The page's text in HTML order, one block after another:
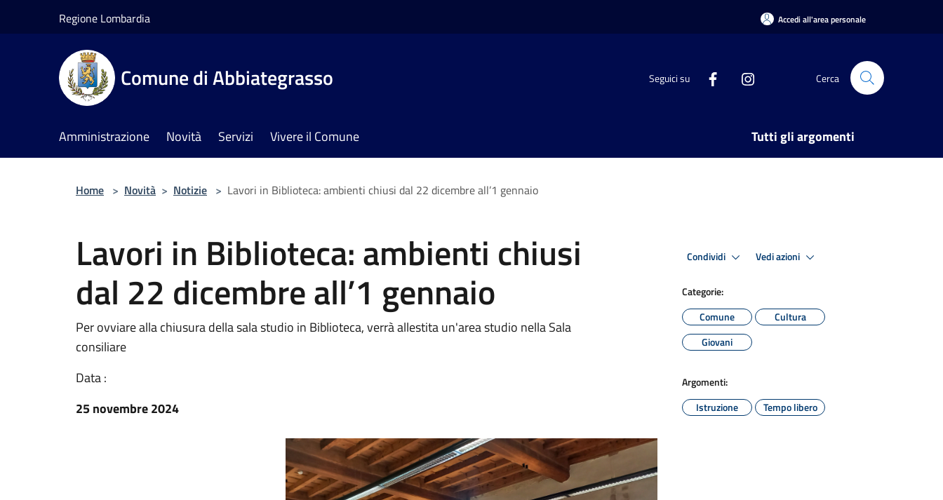
Regione Lombardia Accedi all'area personale
Comune di Abbiategrasso Seguici su Cerca
Amministrazione Novità Servizi Vivere il Comune Tutti gli argomenti
Home > Novità > Notizie > Lavori in Biblioteca: ambienti chiusi dal 22 dicembre all’1 gennaio
Lavori in Biblioteca: ambienti chiusi
dal 22 dicembre all’1 gennaio
Per ovviare alla chiusura della sala studio in Biblioteca, verrà allestita un'area studio nella Sala
consiliare
Data :
25 novembre 2024
Condividi Vedi azioni
Categorie:
Comune
Cultura
Giovani
Argomenti:
Istruzione
Tempo libero